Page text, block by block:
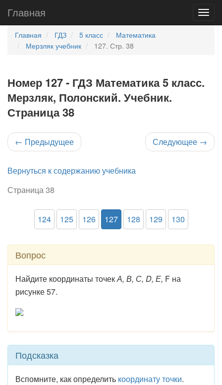
Главная
Главная ГДЗ 5 класс
Математика
Мерзляк учебник
127. Стр. 38
Номер 127 - ГДЗ Математика 5 класс.
Мерзляк, Полонский. Учебник.
Страница 38
← Предыдущее Следующее →
Вернуться к содержанию учебника
Страница 38
124 125 126 127 128 129 130
Вопрос
Найдите координаты точекА, В, С, D, Е, F на
рисунке 57.
Подсказка
Вспомните, как определить координату точки.